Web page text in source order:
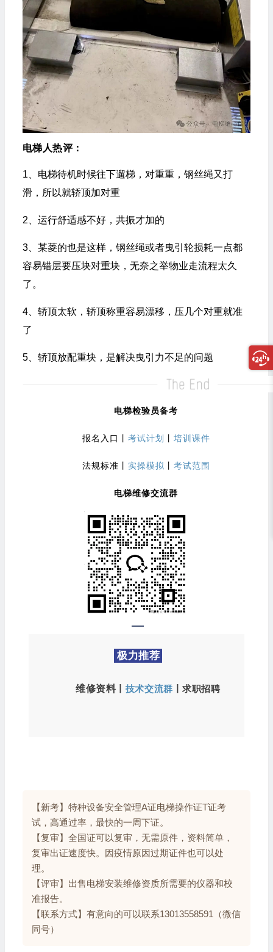
电梯人热评：
1、电梯待机时候往下遛梯，对重重，钢丝绳又打
滑，所以就轿顶加对重
2、运行舒适感不好，共振才加的
3、某菱的也是这样，钢丝绳或者曳引轮损耗一点都
容易错层要压块对重块，无奈之举物业走流程太久
了。
4、轿顶太软，轿顶称重容易漂移，压几个对重就准
了
5、轿顶放配重块，是解决曳引力不足的问题
电梯检验员备考
报名入口 丨 考试计划 丨 培训课件
法规标准 丨 实操模拟 丨 考试范围
电梯维修交流群
极力推荐
维修资料丨 技术交流群 丨求职招聘
【新考】特种设备安全管理A证电梯操作证T证考
试，高通过率，最快的一周下证。
【复审】全国证可以复审，无需原件，资料简单，
复审出证速度快。因疫情原因过期证件也可以处
理。
【评审】出售电梯安装维修资质所需要的仪器和校
准报告。
【联系方式】有意向的可以联系13013558591（微信
同号）